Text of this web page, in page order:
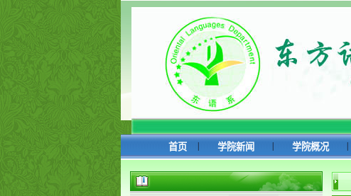
首页 学院新闻 学院概况